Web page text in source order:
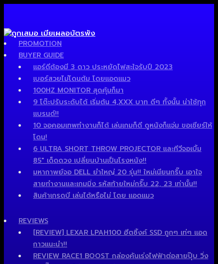
PROMOTION
BUYER GUIDE
แอร์ดีต้องมี 3 ดาว ประหยัดไฟสะใจรับปี 2023
เบอร์สวยไม่โดนต้ม โดยแอดแมว
100HZ MONITOR สุดคุ้มก็มา
9 โต๊ะปรับระดับได้ เริ่มต้น 4,XXX บาท ดีๆ ทั้งนั้น น่าใช้ทุก
แบรนด์!!
10 จอคอมเทพทำงานก็ได้ เล่นเกมก็ดี ดูหนังก็แจ่ม ขอเชียร์ให้
โดน!
6 ULTRA SHORT THROW PROJECTOR และทีวีจอเบิ้ม
85″ เด็ดดวง เปลี่ยนบ้านเป็นโรงหนัง!!
มหากาพย์จอ DELL ยำใหญ่ 20 รุ่น!! ใหม่เนียนกริ๊บ เอาใจ
สายทำงานและเกมมิ่ง รหัสท้ายใหม่กริ๊บ 22, 23 เท่านั้น!!
สินค้าเกรดบี เล่นได้หรือไม่ โดย แอดแมว
REVIEWS
[REVIEW] LEXAR LPAH100 ฮีตซิ้งค์ SSD ถูกๆ เท่ๆ แอด
กาวแนะนำ!!
REVIEW RACE1 BOOST กล่องคันเร่งไฟฟ้าต่อสายปุ๊บ วิ่ง